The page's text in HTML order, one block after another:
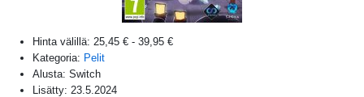
Hinta välillä: 25,45 € - 39,95 €
Kategoria: Pelit
Alusta: Switch
Lisätty: 23.5.2024